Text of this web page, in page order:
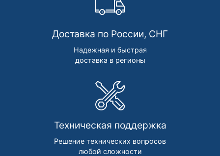
Доставка по России, СНГ
Надежная и быстрая
доставка в регионы
Техническая поддержка
Решение технических вопросов
любой сложности